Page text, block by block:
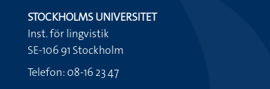
STOCKHOLMS UNIVERSITET
Inst. för lingvistik
SE-106 91 Stockholm
Telefon: 08-16 23 47